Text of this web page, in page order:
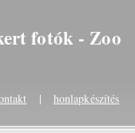
fotók - Zoo
| honlapkészítés